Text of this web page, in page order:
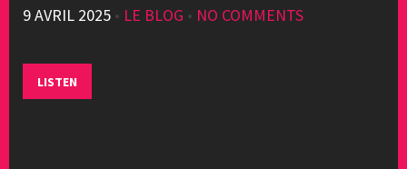
9 AVRIL 2025 • LE BLOG • NO COMMENTS
LISTEN